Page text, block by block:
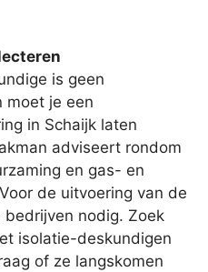
is geen
moet je een
in Schaijk laten
adviseert rondom
en gas- en
de uitvoering van de
bedrijven nodig. Zoek
isolatie-deskundigen
of ze langskomen